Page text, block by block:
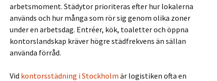
arbetsmoment. Städytor prioriteras efter hur lokalerna
används och hur många som rör sig genom olika zoner
under en arbetsdag. Entréer, kök, toaletter och öppna
kontorslandskap kräver högre städfrekvens än sällan
använda förråd.
Vid kontorsstädning i Stockholm är logistiken ofta en